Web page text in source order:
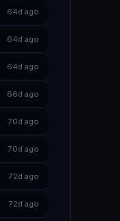
64d ago
64d ago
64d ago
66d ago
70d ago
70d ago
72d ago
72d ago